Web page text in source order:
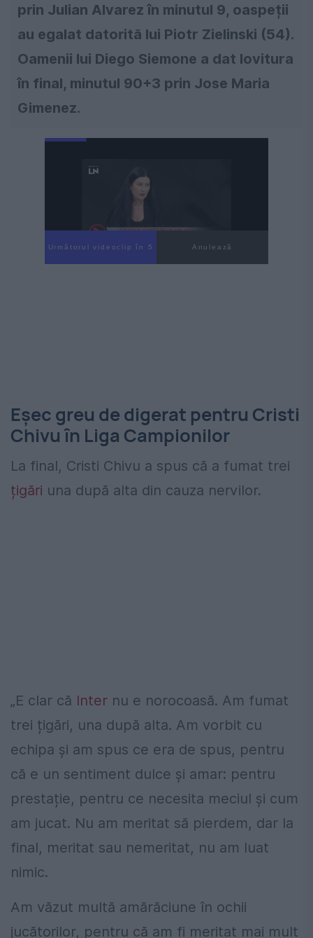
prin Julian Alvarez în minutul 9, oaspeții
au egalat datorită lui Piotr Zielinski (54).
Oamenii lui Diego Siemone a dat lovitura
în final, minutul 90+3 prin Jose Maria
Gimenez.
Următorul videoclip în 4 Anulează
Eșec greu de digerat pentru Cristi
Chivu în Liga Campionilor
La final, Cristi Chivu a spus că a fumat trei
țigări una după alta din cauza nervilor.
„E clar că Inter nu e norocoasă. Am fumat
trei țigări, una după alta. Am vorbit cu
echipa și am spus ce era de spus, pentru
că e un sentiment dulce și amar: pentru
prestație, pentru ce necesita meciul și cum
am jucat. Nu am meritat să pierdem, dar la
final, meritat sau nemeritat, nu am luat
nimic.
Am văzut multă amărăciune în ochii
jucătorilor, pentru că am fi meritat mai mult